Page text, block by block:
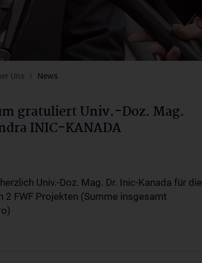
Uns News
gratuliert Univ.-Doz. Mag.
INIC-KANADA
Univ.-Doz. Mag. Dr. Inic-Kanada für die
2 FWF Projekten (Summe insgesamt